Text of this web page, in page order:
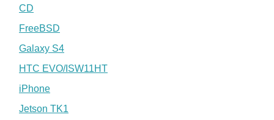
CD
FreeBSD
Galaxy S4
HTC EVO/ISW11HT
iPhone
Jetson TK1